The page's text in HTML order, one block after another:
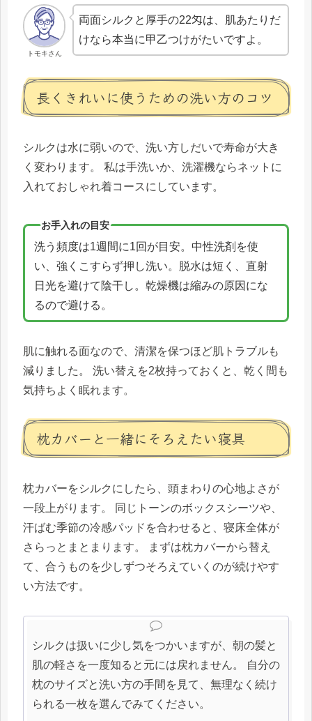
トモキさん
両面シルクと厚手の22匁は、肌あたりだ
けなら本当に甲乙つけがたいですよ。
長くきれいに使うための洗い方のコツ
シルクは水に弱いので、洗い方しだいで寿命が大き
く変わります。 私は手洗いか、洗濯機ならネットに
入れておしゃれ着コースにしています。
お手入れの目安
洗う頻度は1週間に1回が目安。中性洗剤を使
い、強くこすらず押し洗い。脱水は短く、直射
日光を避けて陰干し。乾燥機は縮みの原因にな
るので避ける。
肌に触れる面なので、清潔を保つほど肌トラブルも
減りました。 洗い替えを2枚持っておくと、乾く間も
気持ちよく眠れます。
枕カバーと一緒にそろえたい寝具
枕カバーをシルクにしたら、頭まわりの心地よさが
一段上がります。 同じトーンのボックスシーツや、
汗ばむ季節の冷感パッドを合わせると、寝床全体が
さらっとまとまります。 まずは枕カバーから替え
て、合うものを少しずつそろえていくのが続けやす
い方法です。
シルクは扱いに少し気をつかいますが、朝の髪と
肌の軽さを一度知ると元には戻れません。 自分の
枕のサイズと洗い方の手間を見て、無理なく続け
られる一枚を選んでみてください。